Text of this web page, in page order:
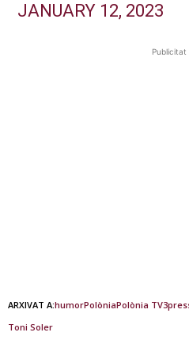
JANUARY 12, 2023
Publicitat
ARXIVAT A:humorPolòniaPolònia TV3
Toni Soler